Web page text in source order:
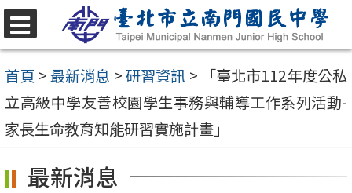
跳
至
主
要
內
區
選
單
首頁 >最新消息 >研習資訊 >
「臺北市112年度公私
立高級中學友善校園學生事務與輔導工作系列活動-
家長生命教育知能研習實施計畫」
最新消息